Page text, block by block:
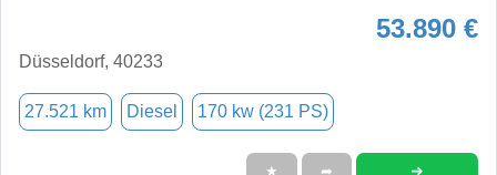
53.890 €
Düsseldorf, 40233
27.521 km Diesel 170 kw (231 PS)
★ ➦ ➜